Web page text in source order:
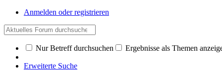
Anmelden oder registrieren
Nur Betreff durchsuchen Ergebnisse als Themen
Erweiterte Suche